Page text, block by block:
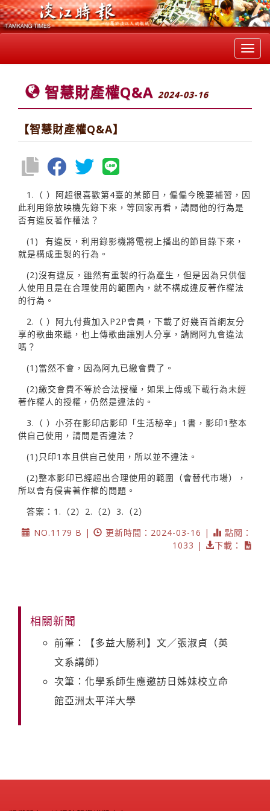
智慧財產權Q&A 2024-03-16
【智慧財產權Q&A】
1.（ ）阿超很喜歡第4臺的某節目，偏偏今晚要補習，因
此利用錄放映機先錄下來，等回家再看，請問他的行為是
否有違反著作權法？
(1) 有違反，利用錄影機將電視上播出的節目錄下來，
就是構成重製的行為。
(2)沒有違反，雖然有重製的行為產生，但是因為只供個
人使用且是在合理使用的範圍內，就不構成違反著作權法
的行為。
2.（ ）阿九付費加入P2P會員，下載了好幾百首網友分
享的歌曲來聽，也上傳歌曲讓別人分享，請問阿九會違法
嗎？
(1)當然不會，因為阿九已繳會費了。
(2)繳交會費不等於合法授權，如果上傳或下載行為未經
著作權人的授權，仍然是違法的。
3.（ ）小芬在影印店影印「生活秘辛」1書，影印1整本
供自己使用，請問是否違法？
(1)只印1本且供自己使用，所以並不違法。
(2)整本影印已經超出合理使用的範圍（會替代市場），
所以會有侵害著作權的問題。
答案：1.（2）2.（2）3.（2）
NO.1179 B |
更新時間：2024-03-16 |
點閱：
1033 |
下載：
相關新聞
前筆：【多益大勝利】文／張淑貞（英
文系講師）
次筆：化學系師生應邀訪日姊妹校立命
館亞洲太平洋大學